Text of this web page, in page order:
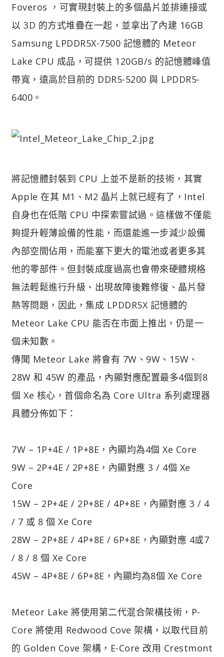
Foveros ，可實現封裝上的多個晶片並排連接或
以 3D 的方式堆疊在一起，並拿出了內建 16GB
Samsung LPDDR5X-7500 記憶體的 Meteor
Lake CPU 成品，可提供 120GB/s 的記憶體峰值
帶寬，遠高於目前的 DDR5-5200 與 LPDDR5-
6400。
將記憶體封裝到 CPU 上並不是新的技術，其實
Apple 在其 M1、M2 晶片上就已經有了，Intel
自身也在低階 CPU 中探索嘗試過。這樣做不僅能
夠提升輕薄設備的性能，而還能進一步減少設備
內部空間佔用，而能塞下更大的電池或者更多其
他的零部件。但封裝成度過高也會帶來硬體規格
無法輕鬆進行升級、出現故障後難修復、晶片發
熱等問題，因此，集成 LPDDR5X 記憶體的
Meteor Lake CPU 能否在市面上推出，仍是一
個未知數。
傳聞 Meteor Lake 將會有 7W、9W、15W、
28W 和 45W 的產品，內顯對應配置最多4個到8
個 Xe 核心，首個命名為 Core Ultra 系列處理器
具體分佈如下：
7W – 1P+4E / 1P+8E，內顯均為4個 Xe Core
9W – 2P+4E / 2P+8E，內顯對應 3 / 4個 Xe
Core
15W – 2P+4E / 2P+8E / 4P+8E，內顯對應 3 / 4
/ 7 或 8 個 Xe Core
28W – 2P+8E / 4P+8E / 6P+8E，內顯對應 4或7
/ 8 / 8 個 Xe Core
45W – 4P+8E / 6P+8E，內顯均為8個 Xe Core
Meteor Lake 將使用第二代混合架構技術，P-
Core 將使用 Redwood Cove 架構，以取代目前
的 Golden Cove 架構，E-Core 改用 Crestmont